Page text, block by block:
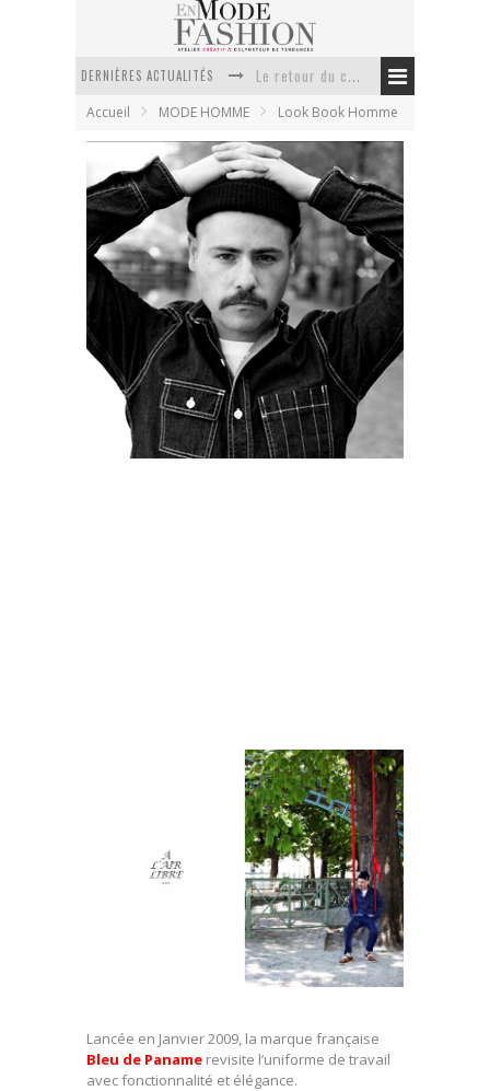
DERNIÈRES ACTUALITÉS
Doudoune pour femme : choisir la pièce idéale entre style, chaleur et durabilité
La trousse de toilette : l’accessoire indispensable de voyage
Pourquoi le costume sur mesure à Paris est un incontournable de l’élégance contemporaine ?
Anti chute cheveux homme : quelles solutions pour renforcer sa chevelure ?
Accueil MODE HOMME Look Book Homme
Bleu de Paname printemps été 2011
En Mode Fashion
1 mai 2011
Look Book Homme
1 Commentaire
Lancée en Janvier 2009, la marque française
Bleu de Paname revisite l’uniforme de travail
avec fonctionnalité et élégance.